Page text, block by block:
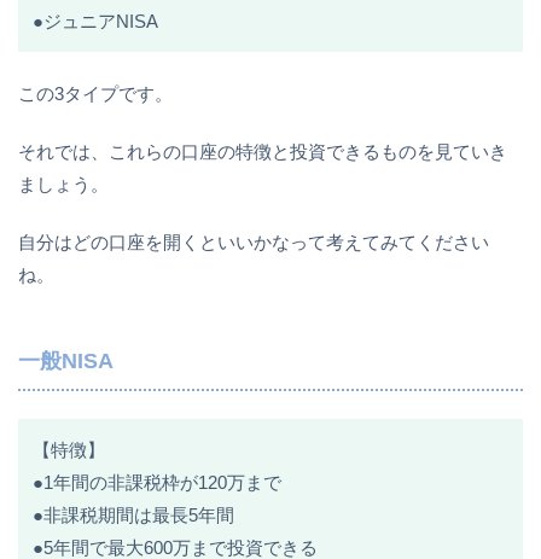
●ジュニアNISA
この3タイプです。
それでは、これらの口座の特徴と投資できるものを見ていき
ましょう。
自分はどの口座を開くといいかなって考えてみてください
ね。
一般NISA
【特徴】
●1年間の非課税枠が120万まで
●非課税期間は最長5年間
●5年間で最大600万まで投資できる